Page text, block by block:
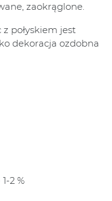
zaokrąglone.
połyskiem jest
dekoracja ozdobna
2 %